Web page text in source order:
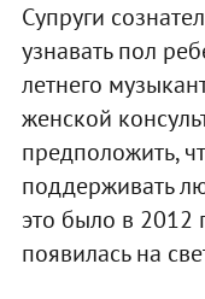
Супруги
узнавать пол
летнего
женской
предположить,
поддерживать
это было в 2012
появилась на